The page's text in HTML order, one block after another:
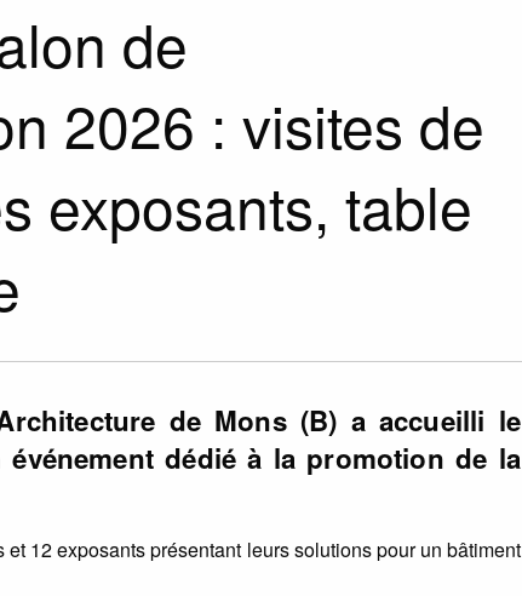
de
2026 : visites de
exposants, table
de Mons (B) a accueilli le
dédié à la promotion de la
12 exposants présentant leurs solutions pour un bâtiment